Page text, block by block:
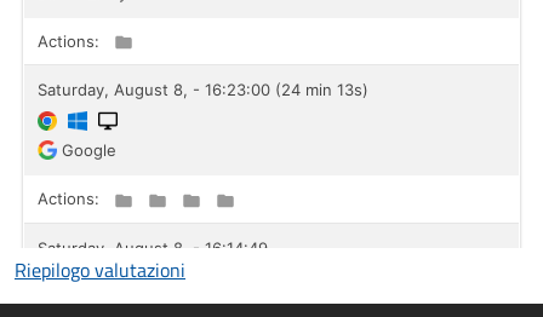
Riepilogo valutazioni